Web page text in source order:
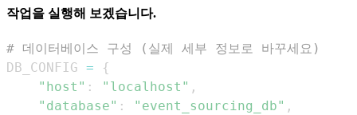
작업을 실행해 보겠습니다.
# 데이터베이스 구성 (실제 세부 정보로 바꾸세요)
DB_CONFIG =
{
"host" : "localhost" ,
"database" : "event_sourcing_db" ,